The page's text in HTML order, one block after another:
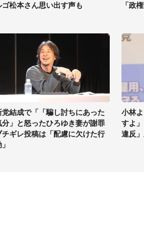
ゴ松本さん思い出す声も
「政
党結成で「「騙し討ちにあった
分」と怒ったひろゆき妻が謝罪
チギレ投稿は「配慮に欠けた行
小林
すよ
違反